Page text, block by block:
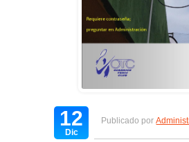
12
Dic
Publicado por